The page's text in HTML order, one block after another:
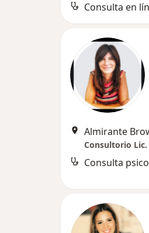
Consulta en
Almirante
Consultorio